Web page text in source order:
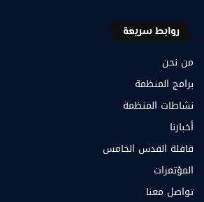
روابط سريعة
من نحن
برامج المنظمة
نشاطات المنظمة
أخبارنا
قافلة القدس الخامس
المؤتمرات
تواصل معنا